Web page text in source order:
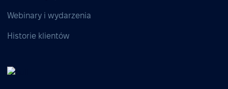
Webinary i wydarzenia
Historie klientów